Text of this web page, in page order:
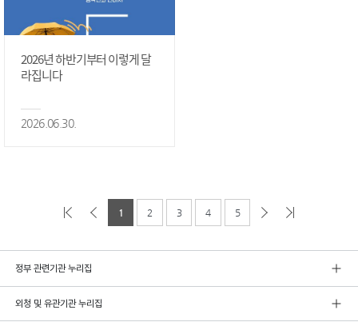
2026년 하반기부터 이렇게 달
라집니다
2026.06.30.
1 2 3 4 5
정부 관련기관 누리집
외청 및 유관기관 누리집